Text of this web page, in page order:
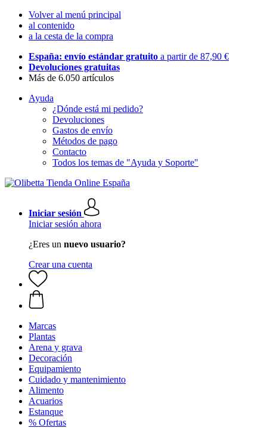
Volver al menú principal
al contenido
a la cesta de la compra
España: envío estándar gratuito a partir de 87,90 €
Devoluciones gratuitas
Más de 6.050 artículos
Ayuda
¿Dónde está mi pedido?
Devoluciones
Gastos de envío
Métodos de pago
Contacto
Todos los temas de "Ayuda y Soporte"
Iniciar sesión
Iniciar sesión ahora
¿Eres un nuevo usuario?
Crear una cuenta
Marcas
Plantas
Arena y grava
Decoración
Equipamiento
Cuidado y mantenimiento
Alimento
Acuarios
Estanque
% Ofertas